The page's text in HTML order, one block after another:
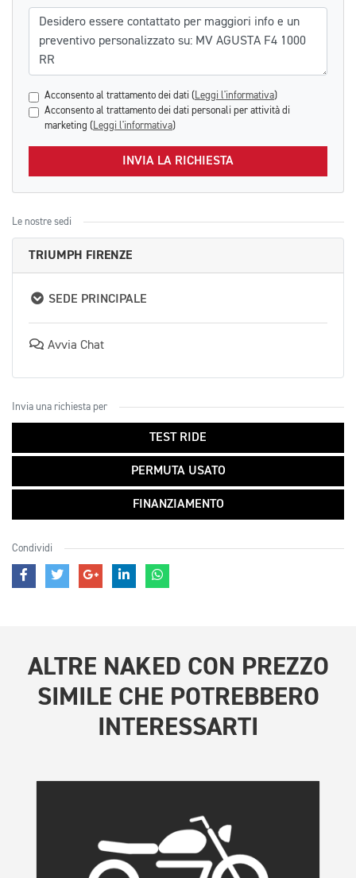
Messaggio
Acconsento al trattamento dei dati ( Leggi l'informativa)
Acconsento al trattamento dei dati personali per attività di
marketing ( Leggi l'informativa)
INVIA LA RICHIESTA
Le nostre sedi
TRIUMPH FIRENZE
SEDE PRINCIPALE
Avvia Chat
Invia una richiesta per
TEST RIDE
PERMUTA USATO
FINANZIAMENTO
Condividi
ALTRE NAKED CON PREZZO
SIMILE CHE POTREBBERO
INTERESSARTI